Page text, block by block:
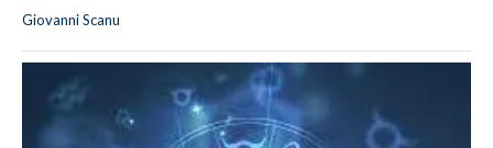
Giovanni Scanu